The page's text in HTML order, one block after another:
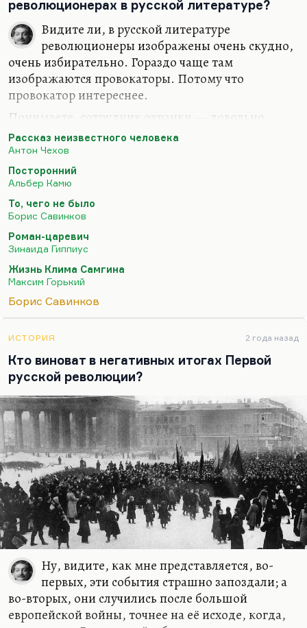
то, что они оба…
революционерах в русской литературе?
Видите ли, в русской литературе
революционеры изображены очень скудно,
очень избирательно. Гораздо чаще там
изображаются провокаторы. Потому что
провокатор интереснее.
Понимаете, сотрудник охранки — довольно
плоское явление. Революционер — такой,
инсарского типа или эсеровского типа — при всей
своей святости производит впечатление
определенной мономании, определенной
зацикленности на своих идеях и тоже некоторые
плоскости.
Понимаете, я не помню ни одного сколько-
нибудь привлекательного революционера в
русской литературе, и реакционера тоже. Вот
провокаторы бывают интересные. Двойные
агенты бывают интересные. Тут неважно,
Рассказ неизвестного человека
Антон Чехов
Посторонний
Альбер Камю
То, чего не было
Борис Савинков
Роман-царевич
Зинаида Гиппиус
Жизнь Клима Самгина
Максим Горький
Борис Савинков
ИСТОРИЯ 2 года назад
Кто виноват в негативных итогах Первой
русской революции?
Ну, видите, как мне представляется, во-
первых, эти события страшно запоздали; а
во-вторых, они случились после большой
европейской войны, точнее на её исходе, когда,